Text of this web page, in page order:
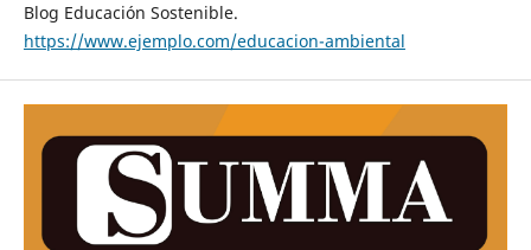
Blog Educación Sostenible.
https://www.ejemplo.com/educacion-ambiental